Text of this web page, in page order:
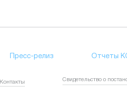
Пресс-релиз Отчеты
Контакты Свидетельство о